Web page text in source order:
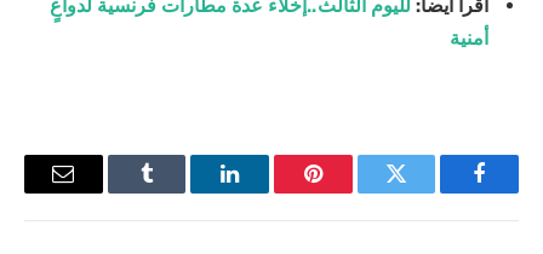
اقرأ أيضاً: لليوم الثالث..إخلاء عدة مطارات فرنسية لدواعٍ
أمنية
فيسبوك تويتر بينتيريستلينكدإن Tumblr
البريد